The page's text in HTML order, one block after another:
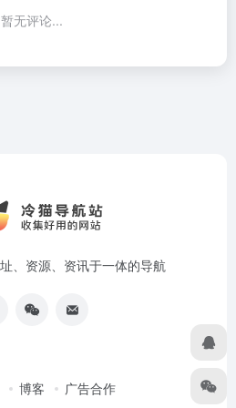
暂无评论...
、资源、资讯于一体的导航
博客 广告合作